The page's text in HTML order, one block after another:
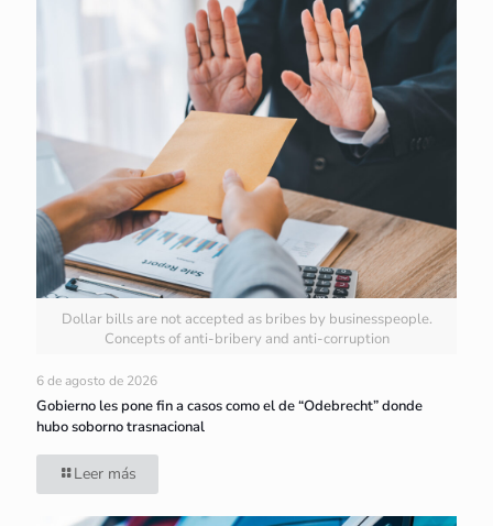
Dollar bills are not accepted as bribes by businesspeople.
Concepts of anti-bribery and anti-corruption
6 de agosto de 2026
Gobierno les pone fin a casos como el de “Odebrecht” donde
hubo soborno trasnacional
Leer más